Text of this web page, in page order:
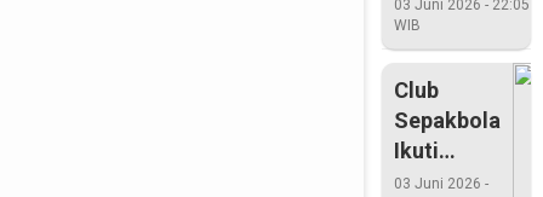
03 Juni 2026 - 22:05
WIB
Club
Sepakbola
Ikuti
Bupati
03 Juni 2026 -